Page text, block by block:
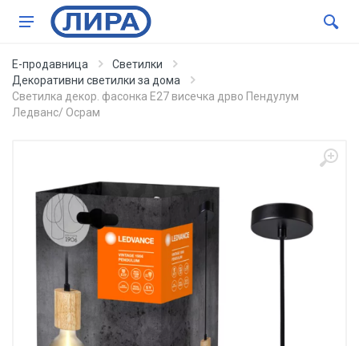
Е-продавница
Светилки
Декоративни светилки за дома
Светилка декор. фасонка Е27 висечка дрво Пендулум
Ледванс/ Осрам